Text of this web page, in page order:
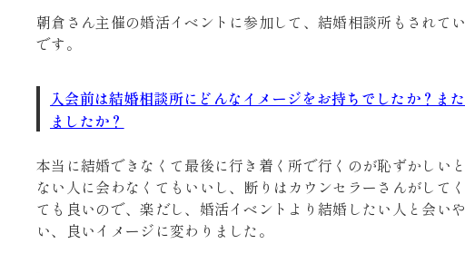
朝倉さん主催の婚活イベントに参加して、結婚相談所もされて
です。
入会前は結婚相談所にどんなイメージをお持ちでしたか？ま
ましたか？
本当に結婚できなくて最後に行き着く所で行くのが恥ずかしい
ない人に会わなくてもいいし、断りはカウンセラーさんがして
ても良いので、楽だし、婚活イベントより結婚したい人と会い
い、良いイメージに変わりました。